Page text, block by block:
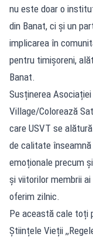
nu este doar o
din Banat, ci și un
implicarea în
pentru timișoreni,
Banat.
Susținerea
Village/Colorează
care USVT se
de calitate
emoționale precum
și viitorilor membrii
oferim zilnic.
Pe această cale toți
Științele Vieții